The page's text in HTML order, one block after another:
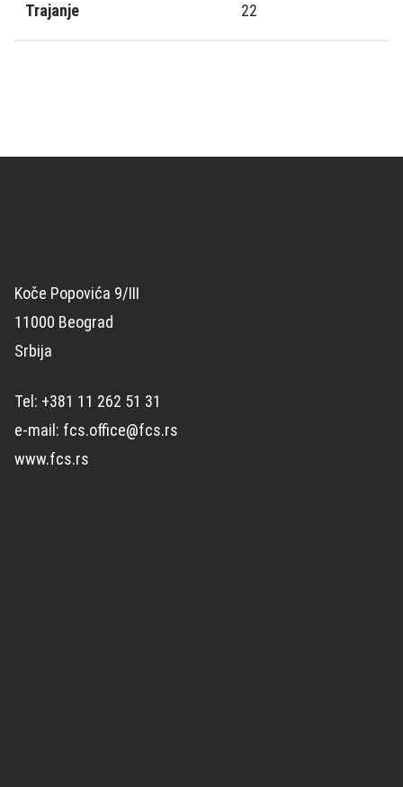
Trajanje 22
Koče Popovića 9/III
11000 Beograd
Srbija
Tel: +381 11 262 51 31
e-mail: fcs.office@fcs.rs
www.fcs.rs